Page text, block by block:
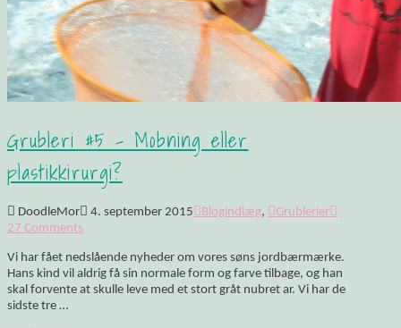
Grubleri #5 – Mobning eller
plastikkirurgi?
DoodleMor 4. september 2015 Blogindlæg,
Grublerier
27 Comments
Vi har fået nedslående nyheder om vores søns jordbærmærke.
Hans kind vil aldrig få sin normale form og farve tilbage, og han
skal forvente at skulle leve med et stort gråt nubret ar. Vi har de
sidste tre …